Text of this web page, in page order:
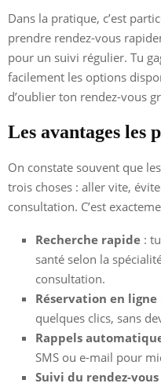
Dans la pratique, c’est
prendre rendez-vous
pour un suivi régulier. Tu
facilement les options
d’oublier ton rendez-vous
Les avantages les
On constate souvent que
trois choses : aller vite,
consultation. C’est
Recherche rapide :
santé selon la
consultation.
Réservation en ligne
quelques clics, sans
Rappels
SMS ou e-mail pour
Suivi du rendez-vous